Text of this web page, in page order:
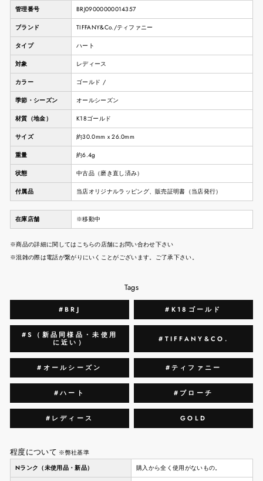
管理番号 BRJ09000000014357
ブランド TIFFANY&Co./ティファニー
タイプ ハート
対象 レディース
カラー ゴールド /
季節・シーズン オールシーズン
材質（地金） K18ゴールド
サイズ 約30.0mm x 26.0mm
重量 約6.4g
状態 中古品（磨き直し済み）
付属品 当店オリジナルラッピング、販売証明書（当店発行）
在庫店舗 ※移動中
※商品の詳細に関してはこちらの店舗にお問い合わせ下さい
※混雑の際は電話が繋がりにいくことがございます。ご了承下さい。
Tags
#BRJ #K18ゴールド
#S（新品同様品・未使用
に近い）
#TIFFANY&CO.
#オールシーズン #ティファニー
#ハート #ブローチ
#レディース GOLD
程度について ※弊社基準
Nランク（未使用品・新品）
購入から全く使用がないもの。